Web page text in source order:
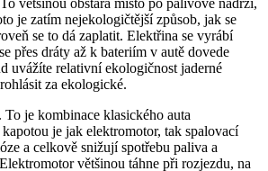
většinou obstará místo po palivové nádrži,
je zatím nejekologičtější způsob, jak se
se to dá zaplatit. Elektřina se vyrábí
přes dráty až k bateriím v autě dovede
uvážíte relativní ekologičnost jaderné
za ekologické.
je kombinace klasického auta
je jak elektromotor, tak spalovací
a celkově snižují spotřebu paliva a
většinou táhne při rozjezdu, na